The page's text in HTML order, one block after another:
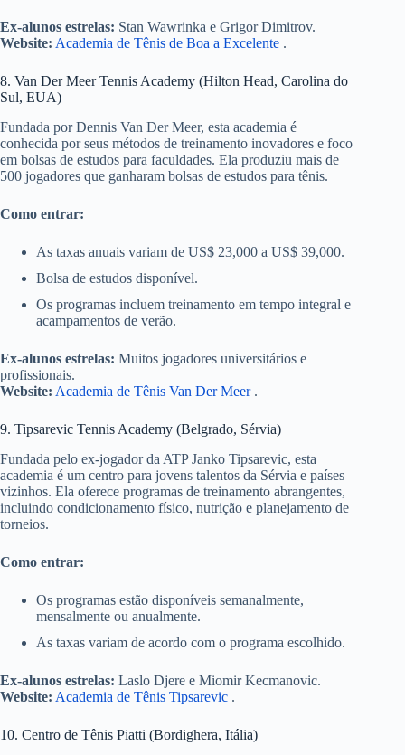
Ex-alunos estrelas: Stan Wawrinka e Grigor Dimitrov.
Website: Academia de Tênis de Boa a Excelente .
8. Van Der Meer Tennis Academy (Hilton Head, Carolina do
Sul, EUA)
Fundada por Dennis Van Der Meer, esta academia é
conhecida por seus métodos de treinamento inovadores e foco
em bolsas de estudos para faculdades. Ela produziu mais de
500 jogadores que ganharam bolsas de estudos para tênis.
Como entrar:
As taxas anuais variam de US$ 23,000 a US$ 39,000.
Bolsa de estudos disponível.
Os programas incluem treinamento em tempo integral e
acampamentos de verão.
Ex-alunos estrelas: Muitos jogadores universitários e
profissionais.
Website: Academia de Tênis Van Der Meer.
9. Tipsarevic Tennis Academy (Belgrado, Sérvia)
Fundada pelo ex-jogador da ATP Janko Tipsarevic, esta
academia é um centro para jovens talentos da Sérvia e países
vizinhos. Ela oferece programas de treinamento abrangentes,
incluindo condicionamento físico, nutrição e planejamento de
torneios.
Como entrar:
Os programas estão disponíveis semanalmente,
mensalmente ou anualmente.
As taxas variam de acordo com o programa escolhido.
Ex-alunos estrelas: Laslo Djere e Miomir Kecmanovic.
Website: Academia de Tênis Tipsarevic .
10. Centro de Tênis Piatti (Bordighera, Itália)